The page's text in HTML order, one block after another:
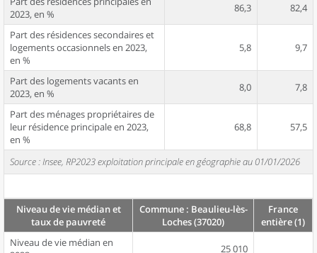
2023, en %
86,3 82,4
Part des résidences secondaires et
logements occasionnels en 2023,
en %
5,8 9,7
Part des logements vacants en
2023, en %
8,0 7,8
Part des ménages propriétaires de
leur résidence principale en 2023,
en %
68,8 57,5
Source : Insee, RP2023 exploitation principale en géographie au 01/01/2026
Niveau de vie médian et
taux de pauvreté
Commune : Beaulieu-lès-
Loches (37020)
France
entière (1)
Niveau de vie médian en
25 010